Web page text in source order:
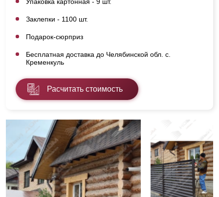
Заклепки - 1100 шт.
Подарок-сюрприз
Бесплатная доставка до Челябинской обл. с.
Кременкуль
Расчитать стоимость